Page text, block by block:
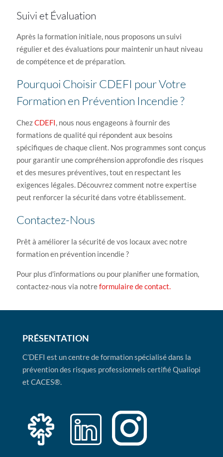
Suivi et Évaluation
Après la formation initiale, nous proposons un suivi
régulier et des évaluations pour maintenir un haut niveau
de compétence et de préparation.
Pourquoi Choisir CDEFI pour Votre
Formation en Prévention Incendie ?
ChezCDEFI, nous nous engageons à fournir des
formations de qualité qui répondent aux besoins
spécifiques de chaque client. Nos programmes sont conçus
pour garantir une compréhension approfondie des risques
et des mesures préventives, tout en respectant les
exigences légales. Découvrez comment notre expertise
peut renforcer la sécurité dans votre établissement.
Contactez-Nous
Prêt à améliorer la sécurité de vos locaux avec notre
formation en prévention incendie ?
Pour plus d'informations ou pour planifier une formation,
contactez-nous via notreformulaire de contact.
PRÉSENTATION
C’DEFI est un centre de formation spécialisé dans la
prévention des risques professionnels certifié Qualiopi
et CACES®.